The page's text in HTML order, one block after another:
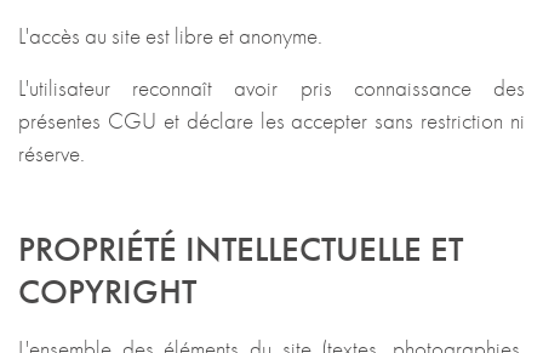
L'accès au site est libre et anonyme.
L'utilisateur reconnaît avoir pris connaissance des
présentes CGU et déclare les accepter sans restriction ni
réserve.
PROPRIÉTÉ INTELLECTUELLE ET
COPYRIGHT